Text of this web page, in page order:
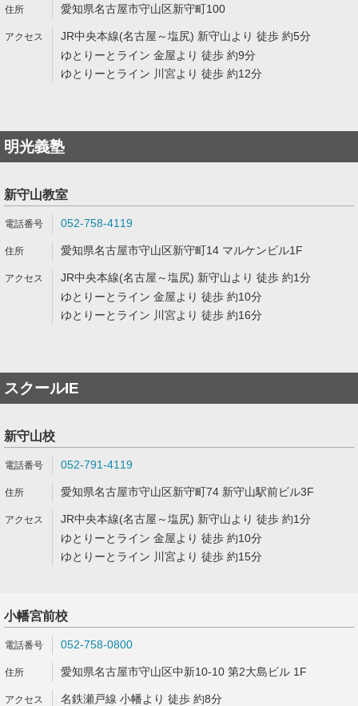
愛知県名古屋市守山区新守町100
JR中央本線(名古屋～塩尻) 新守山より 徒歩 約5分
ゆとりーとライン 金屋より 徒歩 約9分
ゆとりーとライン 川宮より 徒歩 約12分
明光義塾
新守山教室
052-758-4119
愛知県名古屋市守山区新守町14 マルケンビル1F
JR中央本線(名古屋～塩尻) 新守山より 徒歩 約1分
ゆとりーとライン 金屋より 徒歩 約10分
ゆとりーとライン 川宮より 徒歩 約16分
スクールIE
新守山校
052-791-4119
愛知県名古屋市守山区新守町74 新守山駅前ビル3F
JR中央本線(名古屋～塩尻) 新守山より 徒歩 約1分
ゆとりーとライン 金屋より 徒歩 約10分
ゆとりーとライン 川宮より 徒歩 約15分
小幡宮前校
052-758-0800
愛知県名古屋市守山区中新10-10 第2大島ビル 1F
名鉄瀬戸線 小幡より 徒歩 約8分